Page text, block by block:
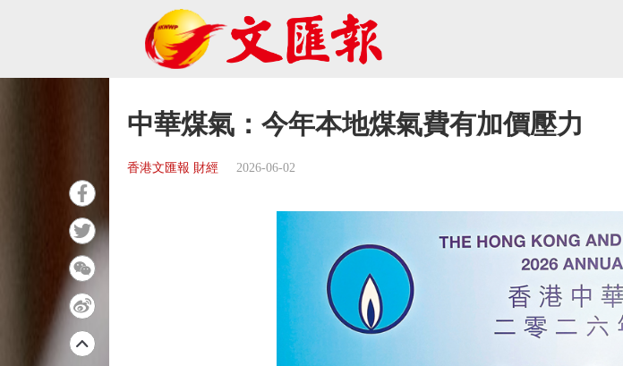
中華煤氣：今年本地煤氣費有加價壓力
香港文匯報 財經 2026-06-02